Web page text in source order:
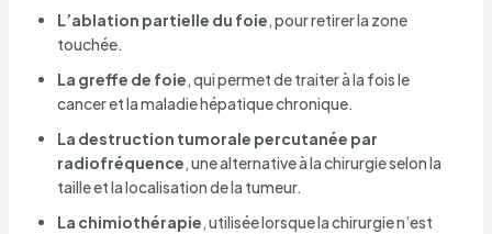
L’ablation partielle du foie, pour retirer la zone
touchée.
La greffe de foie, qui permet de traiter à la fois le
cancer et la maladie hépatique chronique.
La destruction tumorale percutanée par
radiofréquence, une alternative à la chirurgie selon la
taille et la localisation de la tumeur.
La chimiothérapie, utilisée lorsque la chirurgie n’est